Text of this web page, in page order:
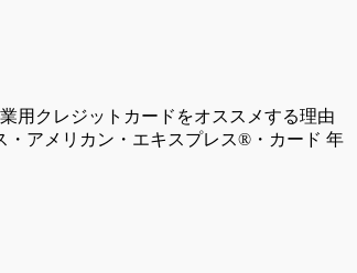
用クレジットカードをオススメする理由
・アメリカン・エキスプレス®・カード 年